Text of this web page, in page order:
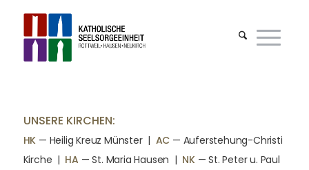
UNSERE KIRCHEN:
HK — Heilig Kreuz Münster | AC — Auferstehung-Christi
Kirche | HA — St. Maria Hausen | NK— St. Peter u. Paul